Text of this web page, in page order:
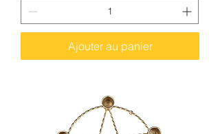
Ajouter au panier